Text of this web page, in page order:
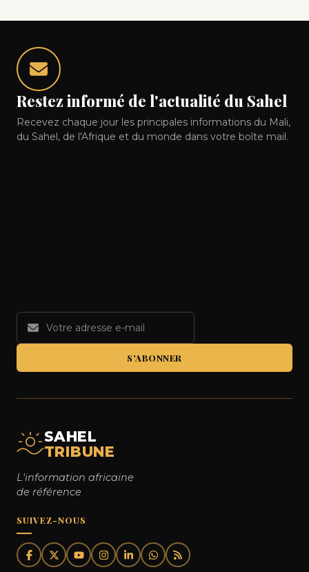
Restez informé de l'actualité du Sahel
Recevez chaque jour les principales informations du Mali,
du Sahel, de l'Afrique et du monde dans votre boîte mail.
S'ABONNER
SAHEL
TRIBUNE
L'information africaine
de référence
SUIVEZ-NOUS